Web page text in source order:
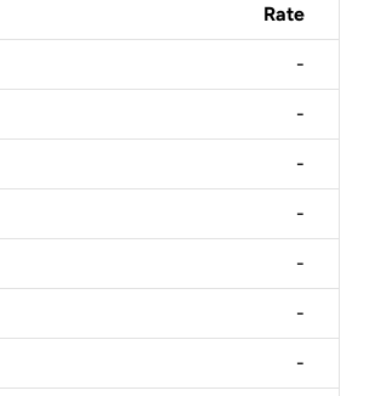
Rate
-
-
-
-
-
-
-